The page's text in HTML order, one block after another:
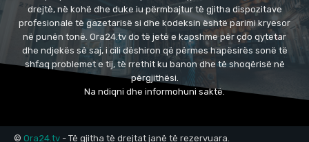
drejtë, në kohë dhe duke iu përmbajtur të gjitha dispozitave
profesionale të gazetarisë si dhe kodeksin është parimi kryesor
në punën tonë. Ora24.tv do të jetë e kapshme për çdo qytetar
dhe ndjekës së saj, i cili dëshiron që përmes hapësirës sonë të
shfaq problemet e tij, të rrethit ku banon dhe të shoqërisë në
përgjithësi.
Na ndiqni dhe informohuni saktë.
© Ora24.tv - Të gjitha të drejtat janë të rezervuara.